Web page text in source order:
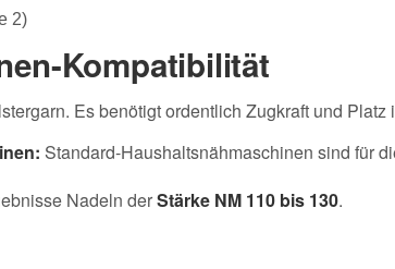
2)
Kompatibilität
Es benötigt ordentlich Zugkraft und Platz
Standard-Haushaltsnähmaschinen sind für
Nadeln derStärke NM 110 bis 130.